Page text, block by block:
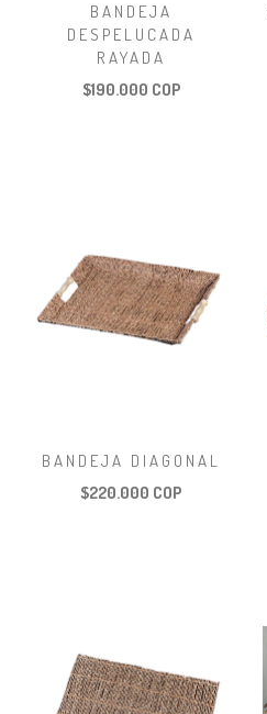
BANDEJA
DESPELUCADA
RAYADA
$190.000 COP
BANDEJA DIAGONAL
$220.000 COP